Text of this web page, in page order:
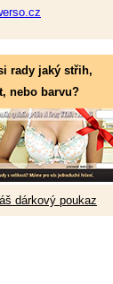
rady jaký střih,
nebo barvu?
dárkový poukaz